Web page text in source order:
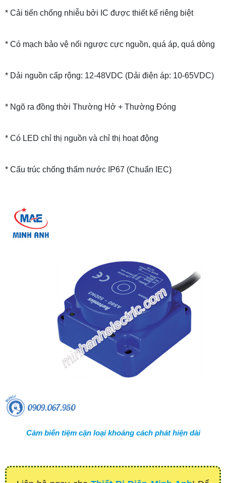
* Cải tiến chống nhiễu bởi IC được thiết kế riêng biệt
* Có mạch bảo vệ nối ngược cực nguồn, quá áp, quá dòng
* Dải nguồn cấp rộng: 12-48VDC (Dải điện áp: 10-65VDC)
* Ngõ ra đồng thời Thường Hở + Thường Đóng
* Có LED chỉ thị nguồn và chỉ thị hoạt động
* Cấu trúc chống thấm nước IP67 (Chuẩn IEC)
Cảm biến tiệm cận loại khoảng cách phát hiện dài